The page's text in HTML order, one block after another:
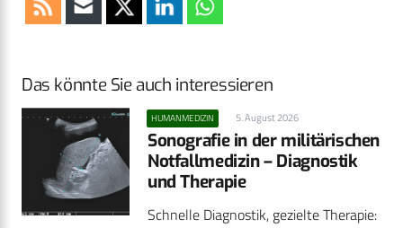
Das könnte Sie auch interessieren
HUMANMEDIZIN 5. August 2026
Sonografie in der militärischen
Notfallmedizin – Diagnostik
und Therapie
Schnelle Diagnostik, gezielte Therapie: